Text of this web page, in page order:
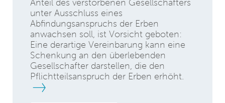
Anteil des verstorbenen Gesellschafters
unter Ausschluss eines
Abfindungsanspruchs der Erben
anwachsen soll, ist Vorsicht geboten:
Eine derartige Vereinbarung kann eine
Schenkung an den überlebenden
Gesellschafter darstellen, die den
Pflichtteilsanspruch der Erben erhöht.